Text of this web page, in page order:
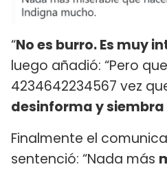
“No es burro. Es muy
luego añadió: “Pero
4234642234567 vez
desinforma y
Finalmente el
sentenció: “Nada más